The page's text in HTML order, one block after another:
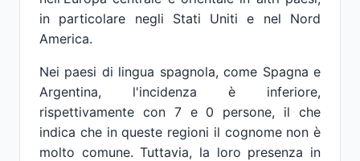
in particolare negli Stati Uniti e nel Nord
America.
Nei paesi di lingua spagnola, come Spagna e
Argentina, l'incidenza è inferiore,
rispettivamente con 7 e 0 persone, il che
indica che in queste regioni il cognome non è
molto comune. Tuttavia, la loro presenza in